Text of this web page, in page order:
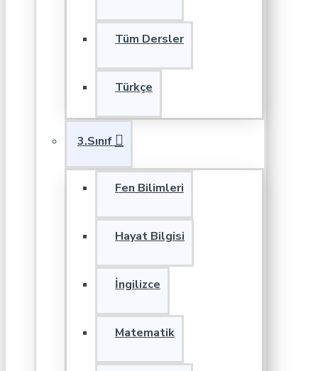
Tüm Dersler
Türkçe
3.Sınıf
Fen Bilimleri
Hayat Bilgisi
İngilizce
Matematik